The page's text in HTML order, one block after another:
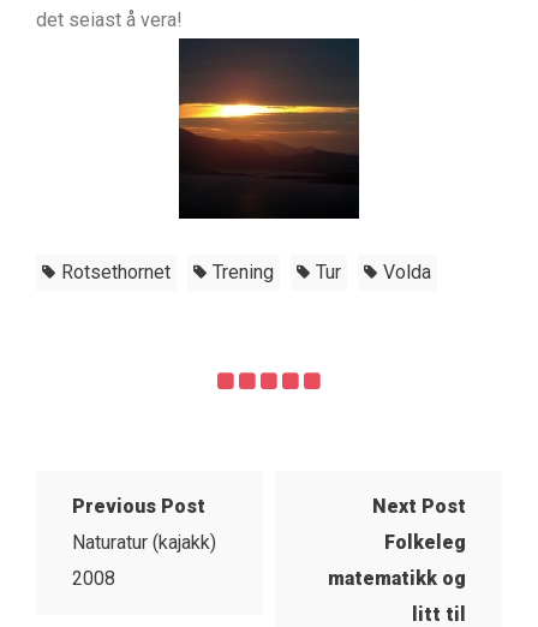
det seiast å vera!
Rotsethornet Trening Tur Volda
Previous Post
Naturatur (kajakk)
2008
Next Post
Folkeleg
matematikk og
litt til